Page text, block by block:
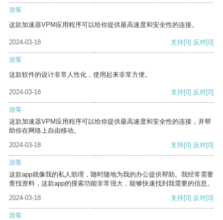
游客
这款加速器VPM应用程序可以给你提供最高速度和安全性的连接。
2024-03-18 支持[0] 反对[0]
游客
这款软件的设计非常人性化，使用起来非常方便。
2024-03-18 支持[0] 反对[0]
游客
这款加速器VPM应用程序可以给你提供最高速度和安全性的连接，并帮
助你在网络上自由移动。
2024-03-18
支持[0] 反对[0]
游客
这款app就像我的私人助理，随时随地为我的办公提供帮助。我经常需要
查找资料，这款app的搜索功能非常强大，能够快速找到我需要的信息。
2024-03-18
支持[0] 反对[0]
游客